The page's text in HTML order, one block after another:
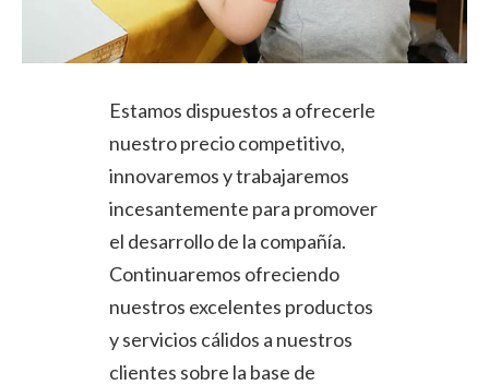
Estamos dispuestos a ofrecerle
nuestro precio competitivo,
innovaremos y trabajaremos
incesantemente para promover
el desarrollo de la compañía.
Continuaremos ofreciendo
nuestros excelentes productos
y servicios cálidos a nuestros
clientes sobre la base de